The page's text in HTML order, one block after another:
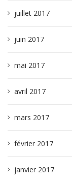
juillet 2017
juin 2017
mai 2017
avril 2017
mars 2017
février 2017
janvier 2017